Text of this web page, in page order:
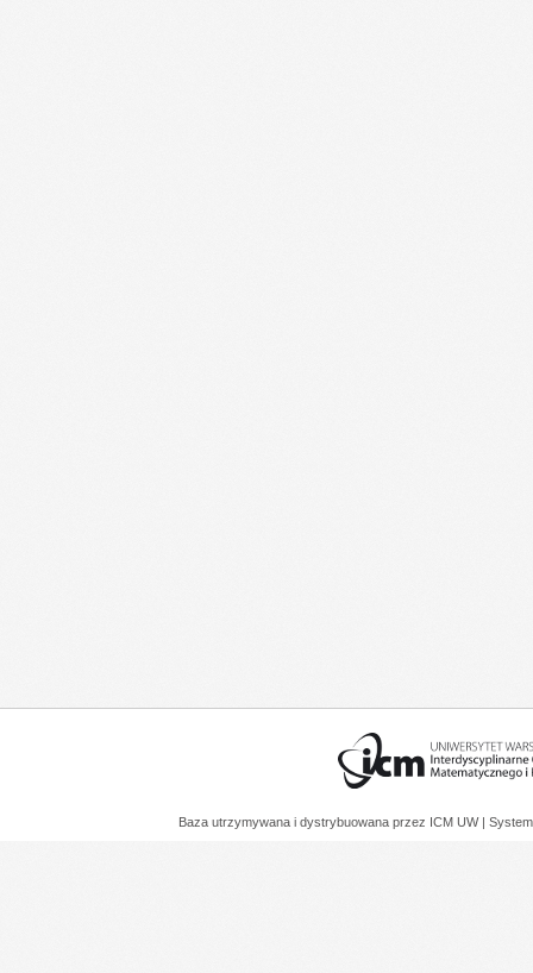
Baza utrzymywana i dystrybuowana przez ICM UW |